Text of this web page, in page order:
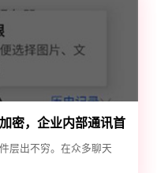
密，企业内部通讯首
层出不穷。在众多聊天